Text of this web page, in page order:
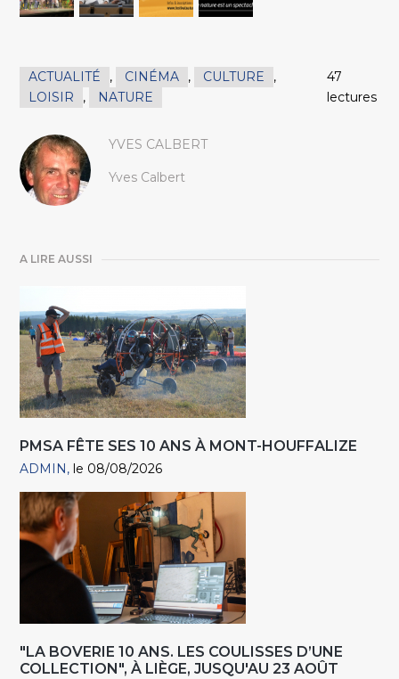
ACTUALITÉ , CINÉMA , CULTURE
,
LOISIR
, NATURE
47
lectures
YVES CALBERT
Yves Calbert
A LIRE AUSSI
PMSA FÊTE SES 10 ANS À MONT-HOUFFALIZE
ADMIN le 08/08/2026
"LA BOVERIE 10 ANS. LES COULISSES D’UNE
COLLECTION", À LIÈGE, JUSQU'AU 23 AOÛT